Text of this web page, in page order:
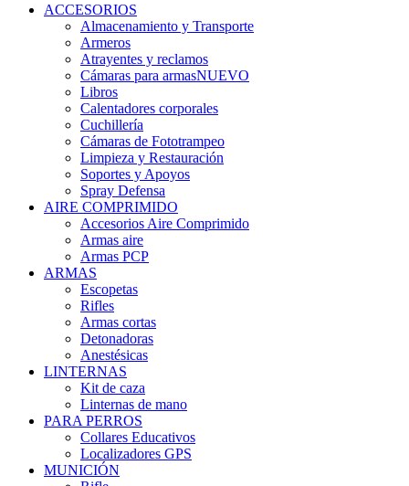
ACCESORIOS
Almacenamiento y Transporte
Armeros
Atrayentes y reclamos
Cámaras para armasNUEVO
Libros
Calentadores corporales
Cuchillería
Cámaras de Fototrampeo
Limpieza y Restauración
Soportes y Apoyos
Spray Defensa
AIRE COMPRIMIDO
Accesorios Aire Comprimido
Armas aire
Armas PCP
ARMAS
Escopetas
Rifles
Armas cortas
Detonadoras
Anestésicas
LINTERNAS
Kit de caza
Linternas de mano
PARA PERROS
Collares Educativos
Localizadores GPS
MUNICIÓN